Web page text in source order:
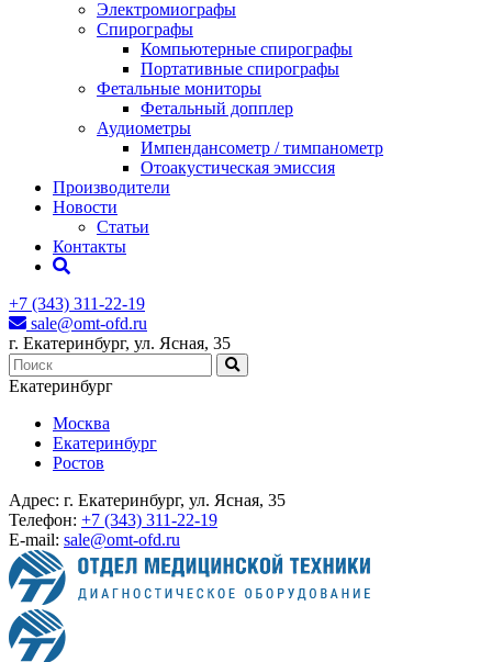
Электромиографы
Спирографы
Компьютерные спирографы
Портативные спирографы
Фетальные мониторы
Фетальный допплер
Аудиометры
Импендансометр / тимпанометр
Отоакустическая эмиссия
Производители
Новости
Статьи
Контакты
+7 (343) 311-22-19
sale@omt-ofd.ru
г. Екатеринбург, ул. Ясная, 35
Екатеринбург
Москва
Екатеринбург
Ростов
Адрес: г. Екатеринбург, ул. Ясная, 35
Телефон: +7 (343) 311-22-19
E-mail: sale@omt-ofd.ru